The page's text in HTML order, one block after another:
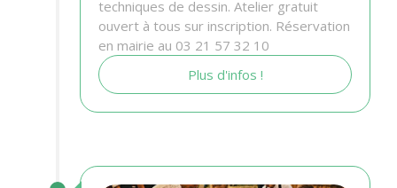
techniques de dessin. Atelier gratuit
ouvert à tous sur inscription. Réservation
en mairie au 03 21 57 32 10
Plus d'infos !